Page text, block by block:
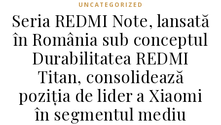
UNCATEGORIZED
Seria REDMI Note, lansată
în România sub conceptul
Durabilitatea REDMI
Titan, consolidează
poziția de lider a Xiaomi
în segmentul mediu